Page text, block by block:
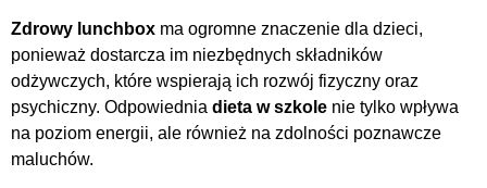
Zdrowy lunchbox ma ogromne znaczenie dla dzieci,
ponieważ dostarcza im niezbędnych składników
odżywczych, które wspierają ich rozwój fizyczny oraz
psychiczny. Odpowiednia dieta w szkole nie tylko wpływa
na poziom energii, ale również na zdolności poznawcze
maluchów.